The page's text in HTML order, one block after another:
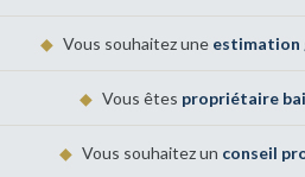
◆ Vous souhaitez une estimation
◆ Vous êtes propriétaire
◆ Vous souhaitez un conseil